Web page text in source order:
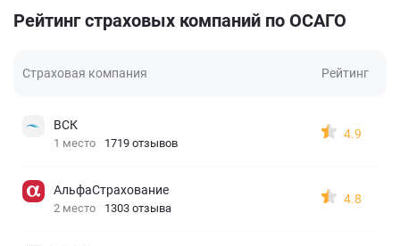
Рейтинг страховых компаний по ОСАГО
Страховая компания Рейтинг
ВСК
1 место 1719 отзывов
4.9
АльфаСтрахование
2 место 1303 отзыва
4.8